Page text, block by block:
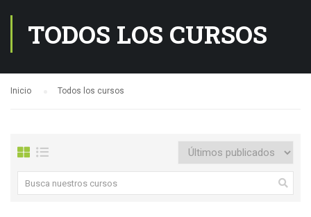
TODOS LOS CURSOS
Inicio Todos los cursos